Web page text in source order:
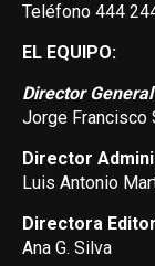
Teléfono 444
EL EQUIPO:
Director General
Jorge Francisco
Director
Luis Antonio
Directora
Ana G. Silva